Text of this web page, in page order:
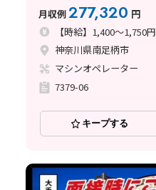
月収例277,320 円
【時給】1,400～1,750円
神奈川県南足柄市
マシンオペレーター
7379-06
キープする